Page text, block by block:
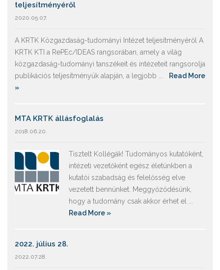
teljesítményéről
2020.05.07.
A KRTK Közgazdaság-tudományi Intézet teljesítményéről A
KRTK KTI a RePEc/IDEAS rangsorában, amely a világ
közgazdaság-tudományi tanszékeit és intézeteit rangsorolja
publikációs teljesítményük alapján, a legjobb ...
Read More
»
MTA KRTK állásfoglalás
2018.06.20.
Tisztelt Kollégák! Tudományos kutatóként,
intézeti vezetőként egész életünkben a
kutatói szabadság és felelősség elve
vezetett bennünket. Meggyőződésünk,
hogy a tudomány csak akkor érhet el ...
Read More »
2022. július 28.
2022.07.28.